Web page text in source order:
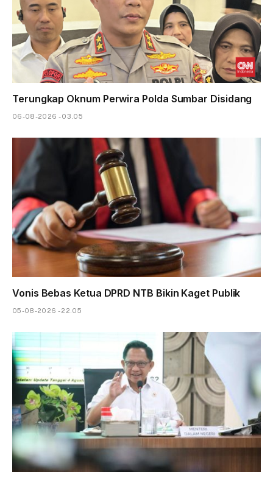
Terungkap Oknum Perwira Polda Sumbar Disidang
06-08-2026 - 03.05
Vonis Bebas Ketua DPRD NTB Bikin Kaget Publik
05-08-2026 - 22.05